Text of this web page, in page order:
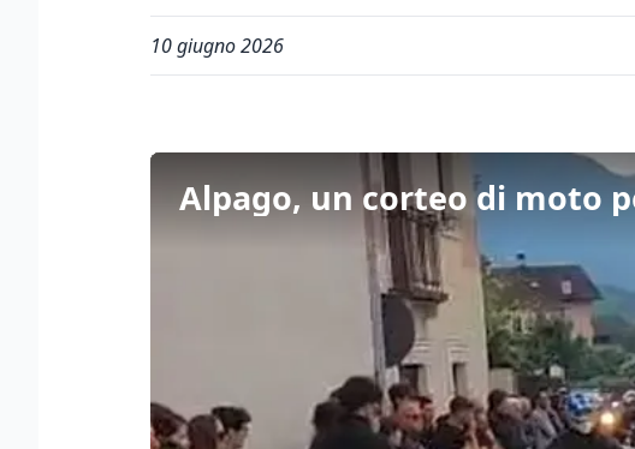
10 giugno 2026
Alpago, un corteo di moto